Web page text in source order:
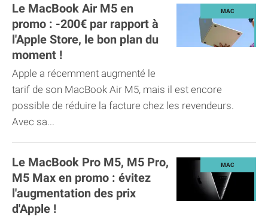
Le MacBook Air M5 en
promo : -200€ par rapport à
l'Apple Store, le bon plan du
moment !
Apple a récemment augmenté le
tarif de son MacBook Air M5, mais il est encore
possible de réduire la facture chez les revendeurs.
Avec sa...
Le MacBook Pro M5, M5 Pro,
M5 Max en promo : évitez
l'augmentation des prix
d'Apple !